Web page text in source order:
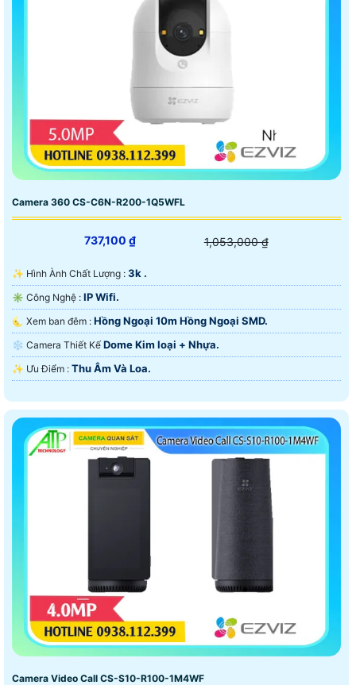
Camera 360 CS-C6N-R200-1Q5WFL
737,100 ₫ 1,053,000 ₫
✨ Hình Ành Chất Lượng : 3k .
✳️ Công Nghệ : IP Wifi.
🌜 Xem ban đêm : Hồng Ngoại 10m Hồng Ngoại SMD.
❄ Camera Thiết Kế Dome Kim loại + Nhựa.
️✨ Ưu Điểm : Thu Âm Và Loa.
Camera Video Call CS-S10-R100-1M4WF